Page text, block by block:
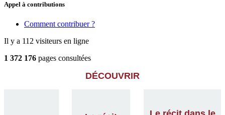
Appel à contributions
Comment contribuer ?
Il y a 112 visiteurs en ligne
1 372 176 pages consultées
DÉCOUVRIR